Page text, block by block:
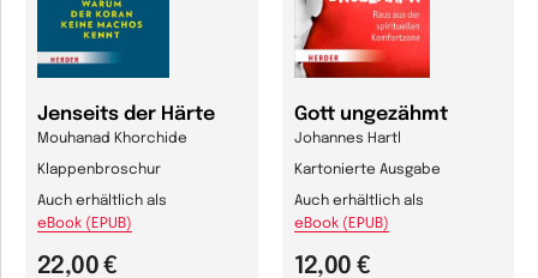
Jenseits der Härte
Mouhanad Khorchide
Klappenbroschur
22,00 €
Auch erhältlich als
eBook (EPUB)
Gott ungezähmt
Johannes Hartl
Kartonierte Ausgabe
12,00 €
Auch erhältlich als
eBook (EPUB)